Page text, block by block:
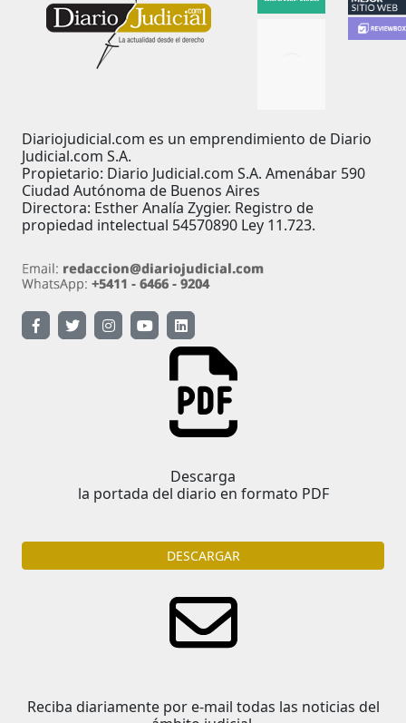
Diariojudicial.com es un emprendimiento de Diario
Judicial.com S.A.
Propietario: Diario Judicial.com S.A. Amenábar 590
Ciudad Autónoma de Buenos Aires
Directora: Esther Analía Zygier. Registro de
propiedad intelectual 54570890 Ley 11.723.
Descarga
la portada del diario en formato PDF
DESCARGAR
Reciba diariamente por e-mail todas las noticias del